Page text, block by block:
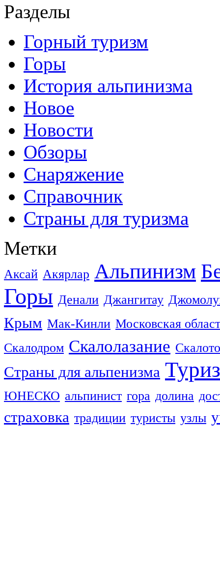
Разделы
Горный туризм
Горы
История альпинизма
Новое
Новости
Обзоры
Снаряжение
Справочник
Страны для туризма
Метки
Аксай Акярлар Альпинизм
Горы Денали Джангитау
Крым Мак-Кинли Московская
Скалодром Скалолазание
Страны для альпенизма
ЮНЕСКО альпинист гора долина
страховка традиции туристы узлы